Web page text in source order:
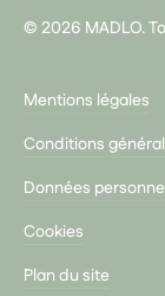
© 2026 MADLO.
Mentions légales
Conditions
Données
Cookies
Plan du site